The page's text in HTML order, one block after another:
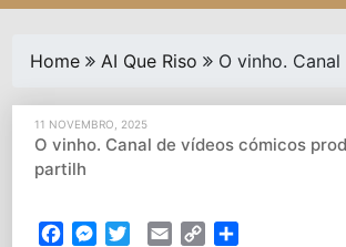
Home AI Que Riso O vinho.
11 NOVEMBRO, 2025
O vinho. Canal de vídeos cómicos
partilh
FacebookMessenger
TwitterEmail Copy